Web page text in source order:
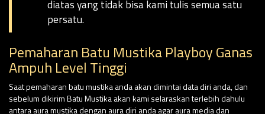
diatas yang tidak bisa kami tulis semua satu
persatu.
Pemaharan Batu Mustika Playboy Ganas
Ampuh Level Tinggi
Saat pemaharan batu mustika anda akan dimintai data diri anda, dan
sebelum dikirim Batu Mustika akan kami selaraskan terlebih dahulu
antara aura mustika dengan aura diri anda agar aura media dan